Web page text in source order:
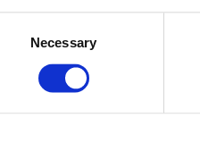
Necessary
σε
οι οποίοι επιθυμούν να